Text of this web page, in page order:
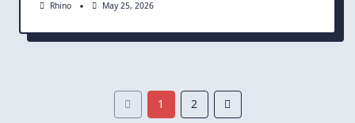
Rhino May 25, 2026
1 2